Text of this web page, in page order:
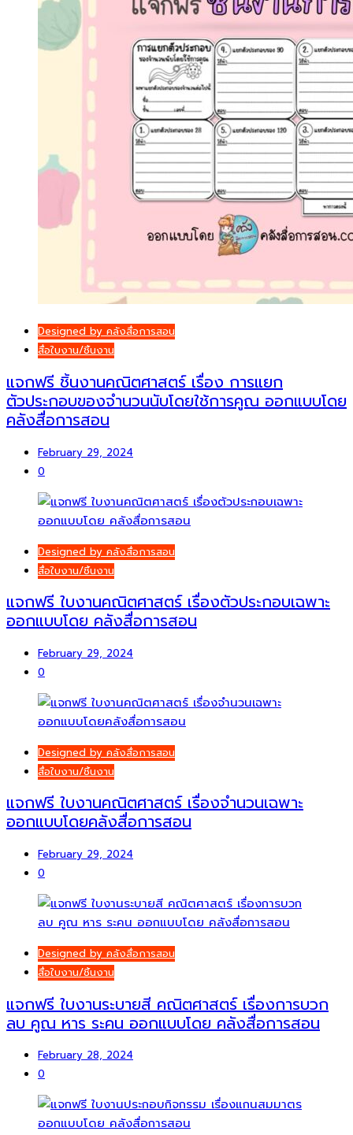
Designed by คลังสื่อการสอน
สื่อใบงาน/ชิ้นงาน
แจกฟรี ชิ้นงานคณิตศาสตร์ เรื่อง การแยก
ตัวประกอบของจำนวนนับโดยใช้การคูณ ออกแบบโดย
คลังสื่อการสอน
February 29, 2024
0
Designed by คลังสื่อการสอน
สื่อใบงาน/ชิ้นงาน
แจกฟรี ใบงานคณิตศาสตร์ เรื่องตัวประกอบเฉพาะ
ออกแบบโดย คลังสื่อการสอน
February 29, 2024
0
Designed by คลังสื่อการสอน
สื่อใบงาน/ชิ้นงาน
แจกฟรี ใบงานคณิตศาสตร์ เรื่องจำนวนเฉพาะ
ออกแบบโดยคลังสื่อการสอน
February 29, 2024
0
Designed by คลังสื่อการสอน
สื่อใบงาน/ชิ้นงาน
แจกฟรี ใบงานระบายสี คณิตศาสตร์ เรื่องการบวก
ลบ คูณ หาร ระคน ออกแบบโดย คลังสื่อการสอน
February 28, 2024
0